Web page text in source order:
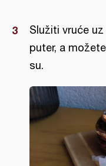
Služiti vruće
puter, a
su.